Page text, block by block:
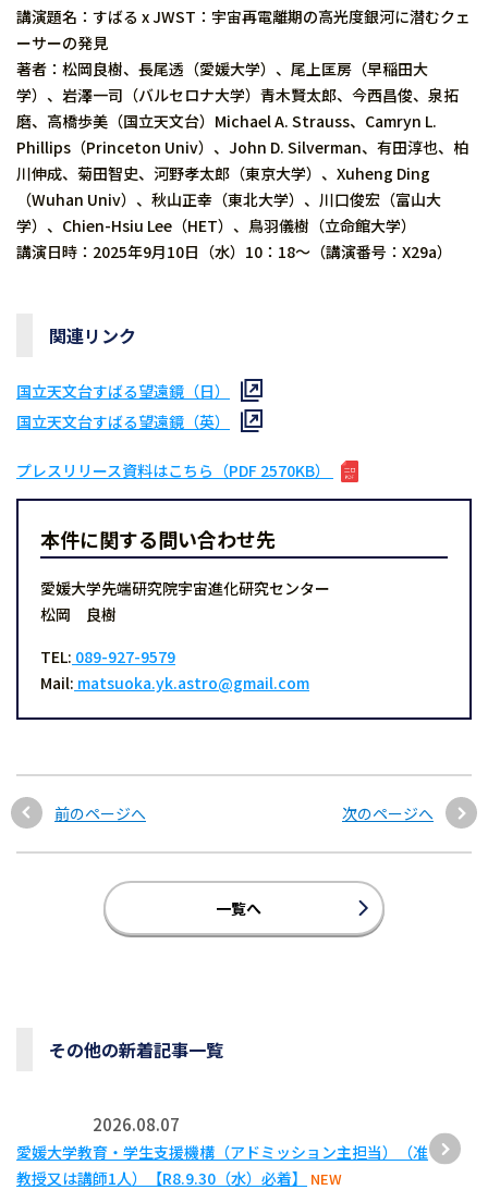
講演題名：すばる x JWST：宇宙再電離期の高光度銀河に潜むクェ
ーサーの発見
著者：松岡良樹、長尾透（愛媛大学）、尾上匡房（早稲田大
学）、岩澤一司（バルセロナ大学）青木賢太郎、今西昌俊、泉拓
磨、高橋歩美（国立天文台）Michael A. Strauss、Camryn L.
Phillips（Princeton Univ）、John D. Silverman、有田淳也、柏
川伸成、菊田智史、河野孝太郎（東京大学）、Xuheng Ding
（Wuhan Univ）、秋山正幸（東北大学）、川口俊宏（富山大
学）、Chien-Hsiu Lee（HET）、鳥羽儀樹（立命館大学）
講演日時：2025年9月10日（水）10：18～（講演番号：X29a）
関連リンク
国立天文台すばる望遠鏡（日）
国立天文台すばる望遠鏡（英）
プレスリリース資料はこちら（PDF 2570KB）
本件に関する問い合わせ先
愛媛大学先端研究院宇宙進化研究センター
松岡 良樹
TEL: 089-927-9579
Mail: matsuoka.yk.astro@gmail.com
前のページへ 次のページへ
一覧へ
その他の新着記事一覧
2026.08.07
愛媛大学教育・学生支援機構（アドミッション主担当）（准
教授又は講師1人）【R8.9.30（水）必着】
NEW